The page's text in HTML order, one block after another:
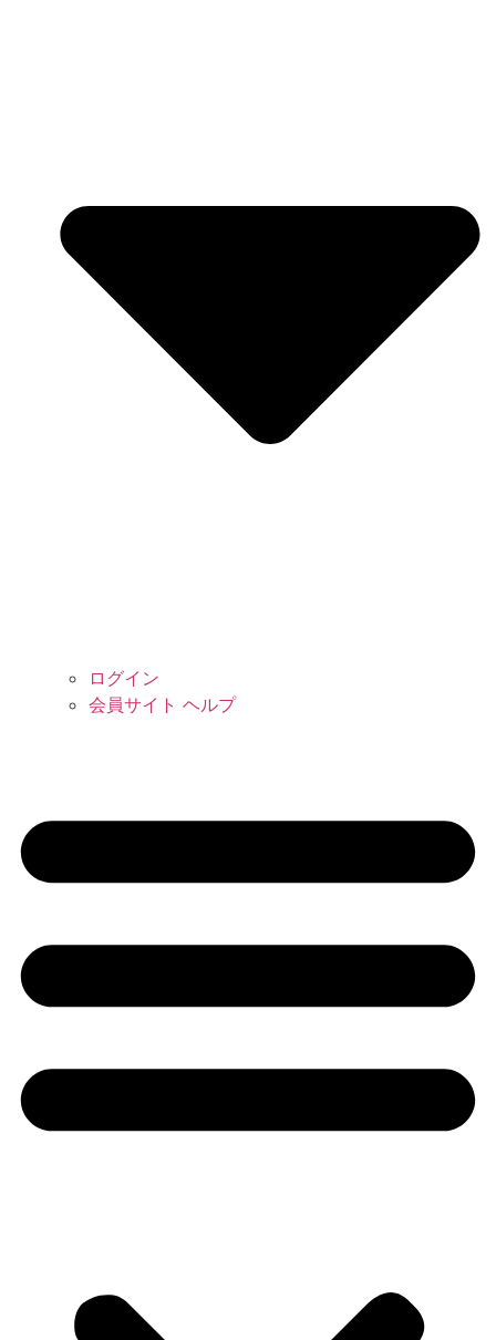
ログイン
会員サイト ヘルプ